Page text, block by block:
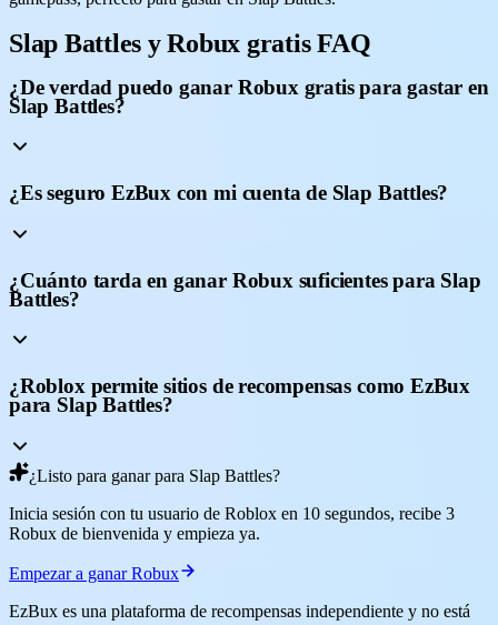
Slap Battles y Robux gratis FAQ
¿De verdad puedo ganar Robux gratis para gastar en
Slap Battles?
¿Es seguro EzBux con mi cuenta de Slap Battles?
¿Cuánto tarda en ganar Robux suficientes para Slap
Battles?
¿Roblox permite sitios de recompensas como EzBux
para Slap Battles?
¿Listo para ganar para Slap Battles?
Inicia sesión con tu usuario de Roblox en 10 segundos, recibe 3
Robux de bienvenida y empieza ya.
Empezar a ganar Robux
EzBux es una plataforma de recompensas independiente y no está